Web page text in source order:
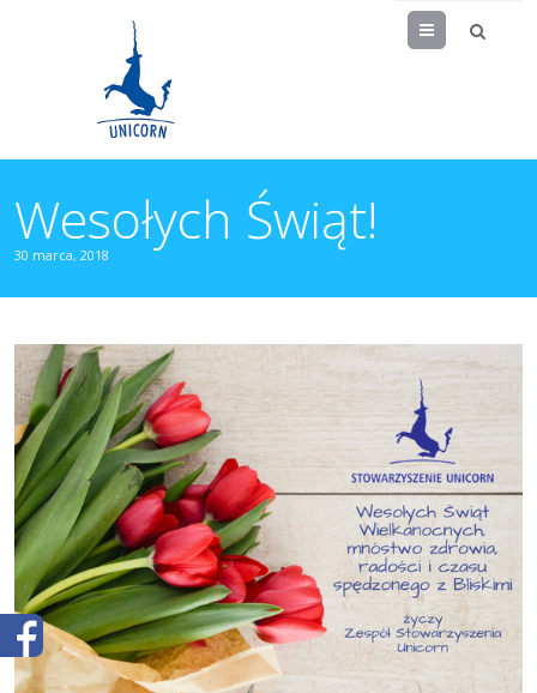
Menu
Wesołych Świąt!
30 marca, 2018